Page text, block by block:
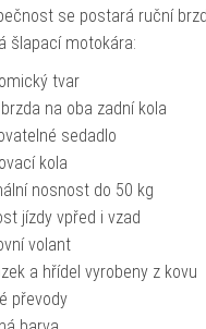
se postará ruční
šlapací motokára:
tvar
na oba zadní kola
sedadlo
kola
nosnost do 50 kg
jízdy vpřed i vzad
volant
a hřídel vyrobeny z kovu
převody